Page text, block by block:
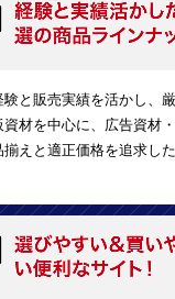
と販売実績を活かし、
材を中心に、広告資材
えと適正価格を追求し